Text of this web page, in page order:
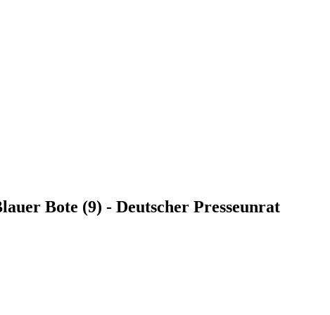
Bote (9) - Deutscher Presseunrat